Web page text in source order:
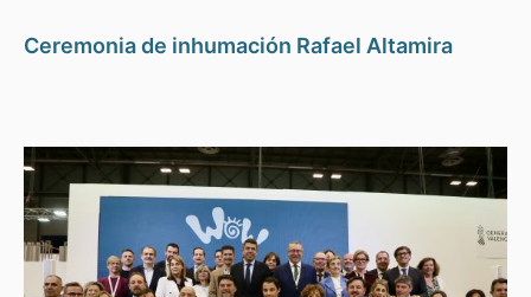
Ceremonia de inhumación Rafael Altamira